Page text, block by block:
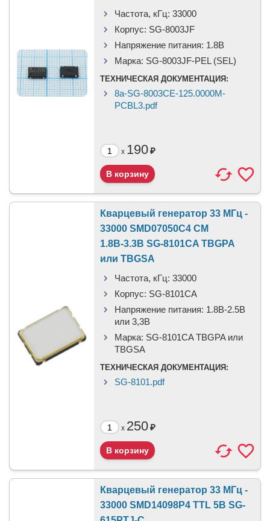
Частота, кГц: 33000
Корпус: SG-8003JF
Напряжение питания: 1.8В
Марка: SG-8003JF-PEL (SEL)
ТЕХНИЧЕСКАЯ ДОКУМЕНТАЦИЯ:
8a-SG-8003CE-125.0000M-
PCBL3.pdf
x 190₽
Кварцевый генератор 33 МГц -
33000 SMD07050C4 CM
1.8В-3.3В SG-8101CA TBGPA
или TBGSA
Частота, кГц: 33000
Корпус: SG-8101CA
Напряжение питания: 1.8В-2.5B
или 3,3B
Марка: SG-8101CA TBGPA или
TBGSA
ТЕХНИЧЕСКАЯ ДОКУМЕНТАЦИЯ:
SG-8101.pdf
x 250₽
Кварцевый генератор 33 МГц -
33000 SMD14098P4 TTL 5В SG-